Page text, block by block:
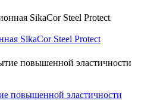
SikaCor Steel Protect
повышенной эластичности